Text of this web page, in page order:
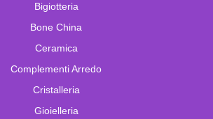
Bigiotteria
Bone China
Ceramica
Complementi Arredo
Cristalleria
Gioielleria